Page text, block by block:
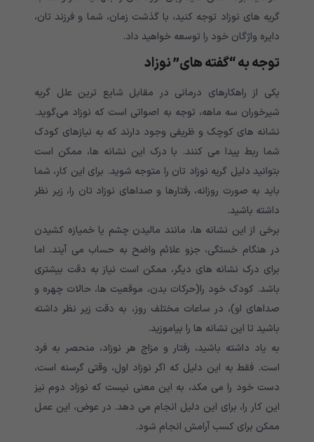
گریه های نوزاد توجه کنید، با گذشت زمان، شما و فرزند تان،
دایره واژگان خود را توسعه خواهید داد.
توجه به “گفته های” نوزاد
یکی از راهکارهای درمانی در مقابل شایع ترین علل گریه
شیرخوران سه ماهه، توجه به اصواتی است که نوزاد می‌گوید.
نشانه های کوچک و ظریفی وجود دارند که به نیازهای کودک
شما ربط پیدا می کنند. با درک این نشانه ها، ممکن است
بتوانید دلیل گریه نوزاد تان را متوجه شوید. برای این کار، شما
باید به صورت روزانه، رفتارها و صداهای نوزاد تان را، زیر نظر
داشته باشید‌.
برخی از این نشانه ها، مانند مالیدن چشم یا خمیازه کشیدن
در هنگام خستگی، جزو علائم واضح به حساب می آیند. اما
برای درک نشانه های دیگر، ممکن است نیاز به دقت بیشتری
باشد. کودک خود را(حرکات بدن، موقعیت ها، حالات چهره و
صداهای او)، در ساعات مختلف روز، به دقت زیر نظر داشته
باشید تا این نشانه ها را بیاموزید.
به یاد داشته باشید، رفتار و مزاج هر نوزاد، منحصر به فرد
است. فقط به این دلیل که اگر نوزاد اول، وقتی گرسنه است،
دست خود را می مکد، به این معنی نیست که نوزاد دوم نیز
این کار را، برای این دلیل انجام می دهد. در عوض، این عمل
ممکن برای کسب آرامش انجام شود.